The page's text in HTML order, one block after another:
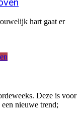
hart gaat er
Deze is voor
nieuwe trend;